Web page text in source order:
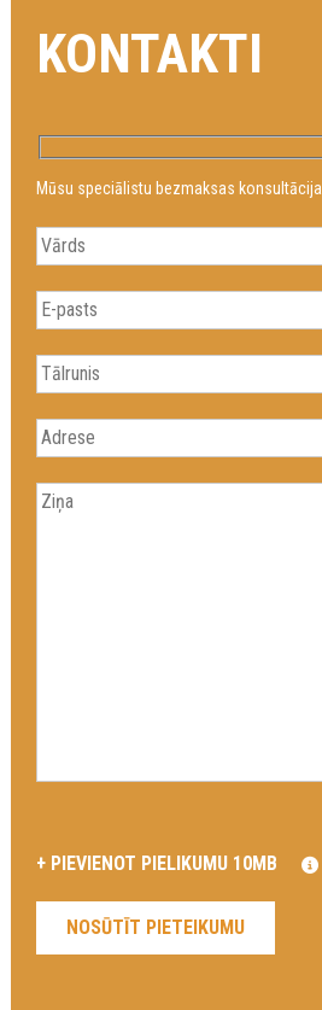
KONTAKTI
Mūsu speciālistu bezmaksas konsultācija